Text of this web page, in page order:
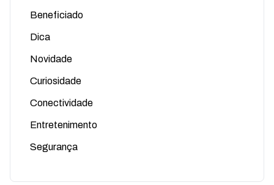
Beneficiado
Dica
Novidade
Curiosidade
Conectividade
Entretenimento
Segurança